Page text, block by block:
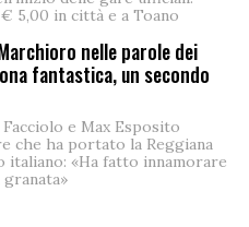
5,00 in città e a Toano
nelle parole dei
fantastica, un secondo
e Max Esposito
che ha portato la Reggiana
italiano: «Ha fatto innamorare